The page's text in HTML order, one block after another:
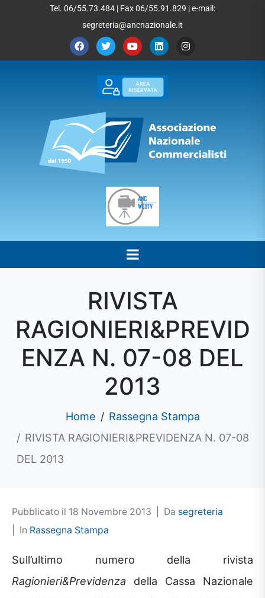
Tel. 06/55.73.484 | Fax 06/55.91.829 | e-mail:
segreteria@ancnazionale.it
RIVISTA
RAGIONIERI&PREVID
ENZA N. 07-08 DEL
2013
Home
Rassegna Stampa
RIVISTA RAGIONIERI&PREVIDENZA N. 07-08
DEL 2013
Pubblicato il 18 Novembre 2013 Da segreteria
In Rassegna Stampa
Sull’ultimo numero della rivista
Ragionieri&Previdenza della Cassa Nazionale